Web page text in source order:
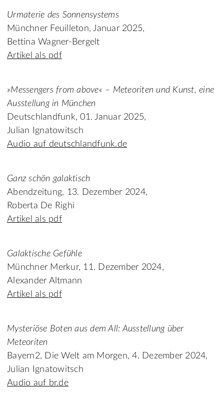
Urmaterie des Sonnensystems
Münchner Feuilleton, Januar 2025,
Bettina Wagner‑Bergelt
Artikel als pdf
»Messengers from above« – Meteoriten und Kunst, eine
Ausstellung in München
Deutschlandfunk, 01. Januar 2025,
Julian Ignatowitsch
Audio auf deutschlandfunk.de
Ganz schön galaktisch
Abendzeitung, 13. Dezember 2024,
Roberta De Righi
Artikel als pdf
Galaktische Gefühle
Münchner Merkur, 11. Dezember 2024,
Alexander Altmann
Artikel als pdf
Mysteriöse Boten aus dem All: Ausstellung über
Meteoriten
Bayern2, Die Welt am Morgen, 4. Dezember 2024,
Julian Ignatowitsch
Audio auf br.de